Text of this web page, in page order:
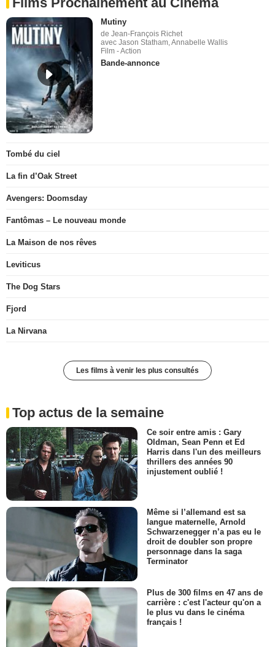
Mutiny
de Jean-François Richet
avec Jason Statham, Annabelle Wallis
Film - Action
Bande-annonce
Tombé du ciel
La fin d’Oak Street
Avengers: Doomsday
Fantômas – Le nouveau monde
La Maison de nos rêves
Leviticus
The Dog Stars
Fjord
La Nirvana
Les films à venir les plus consultés
Top actus de la semaine
Ce soir entre amis : Gary
Oldman, Sean Penn et Ed
Harris dans l'un des meilleurs
thrillers des années 90
injustement oublié !
Même si l’allemand est sa
langue maternelle, Arnold
Schwarzenegger n’a pas eu le
droit de doubler son propre
personnage dans la saga
Terminator
Plus de 300 films en 47 ans de
carrière : c'est l'acteur qu'on a
le plus vu dans le cinéma
français !